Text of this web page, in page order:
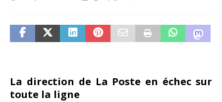
La direction de La Poste en échec sur
toute la ligne